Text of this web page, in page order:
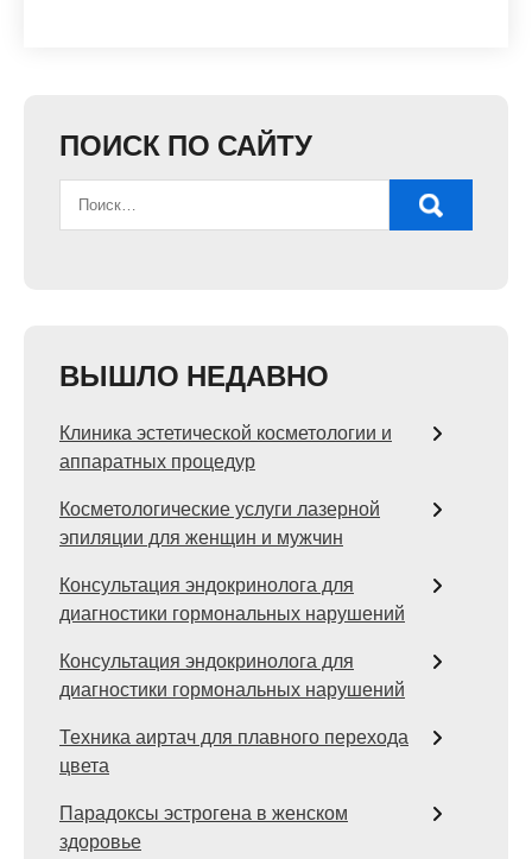
ПОИСК ПО САЙТУ
ВЫШЛО НЕДАВНО
Клиника эстетической косметологии и
аппаратных процедур
Косметологические услуги лазерной
эпиляции для женщин и мужчин
Консультация эндокринолога для
диагностики гормональных нарушений
Консультация эндокринолога для
диагностики гормональных нарушений
Техника аиртач для плавного перехода
цвета
Парадоксы эстрогена в женском
здоровье